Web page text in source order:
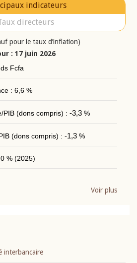
indicateurs
directeurs
pour le taux d’inflation)
: 17 juin 2026
Fcfa
: 6,6 %
PIB (dons compris) : -3,3%
(dons compris) : -1,3%
% (2025)
Voir plus
interbancaire